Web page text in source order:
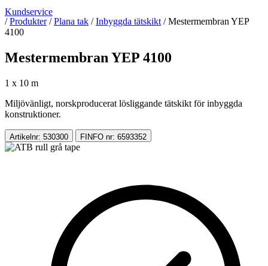
Kundservice
/ Produkter / Plana tak / Inbyggda tätskikt / Mestermembran YEP
4100
Mestermembran YEP 4100
1 x 10 m
Miljövänligt, norskproducerat lösliggande tätskikt för inbyggda
konstruktioner.
Artikelnr: 530300 FINFO nr: 6593352